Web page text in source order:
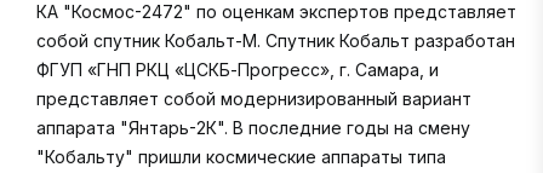
КА "Космос-2472" по оценкам экспертов представляет
собой спутник Кобальт-М. Спутник Кобальт разработан
ФГУП «ГНП РКЦ «ЦСКБ-Прогресс», г. Самара, и
представляет собой модернизированный вариант
аппарата "Янтарь-2К". В последние годы на смену
"Кобальту" пришли космические аппараты типа